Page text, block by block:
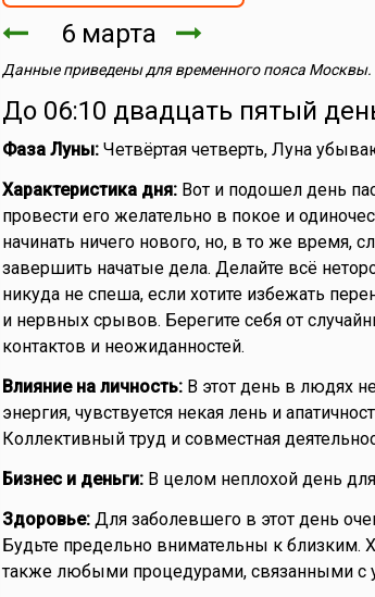
6 марта
Данные приведены для временного пояса Москвы.
До 06:10 двадцать пятый
Фаза Луны:Четвёртая четверть, Луна
Характеристика дня:Вот и подошел день
провести его желательно в покое и
начинать ничего нового, но, в то же время,
завершить начатые дела. Делайте всё
никуда не спеша, если хотите избежать
и нервных срывов. Берегите себя от
контактов и неожиданностей.
Влияние на личность:В этот день в людях
энергия, чувствуется некая лень и
Коллективный труд и совместная
Бизнес и деньги:В целом неплохой день
Здоровье:Для заболевшего в этот день
Будьте предельно внимательны к близким.
также любыми процедурами, связанными с